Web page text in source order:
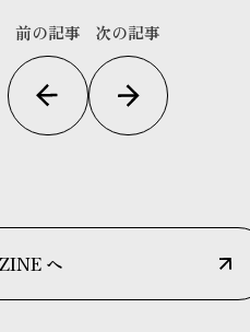
前の記事 次の記事
へ